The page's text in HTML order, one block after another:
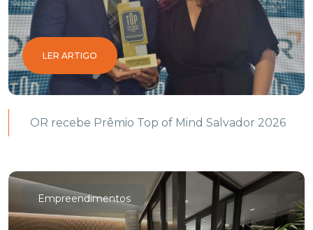
LER ARTIGO
OR recebe Prêmio Top of Mind Salvador 2026
Empreendimentos